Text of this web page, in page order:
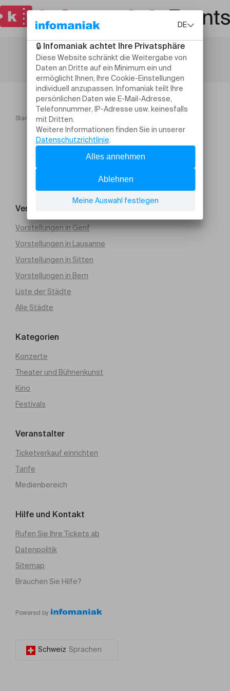
Startseite Visites guidées exposition "Infiltrations"
Veranstaltung suchen
Vorstellungen in Genf
Vorstellungen in Lausanne
Vorstellungen in Sitten
Vorstellungen in Bern
Liste der Städte
Alle Städte
Kategorien
Konzerte
Theater und Bühnenkunst
Kino
Festivals
Veranstalter
Ticketverkauf einrichten
Tarife
Medienbereich
Hilfe und Kontakt
Rufen Sie Ihre Tickets ab
Datenpolitik
Sitemap
Brauchen Sie Hilfe?
Powered by
Schweiz Sprachen